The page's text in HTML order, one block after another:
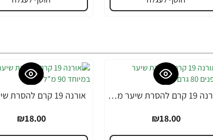
אורנה 19 קרם להסרת שיער מהפנים 80 גרם
₪18.00
₪18.00